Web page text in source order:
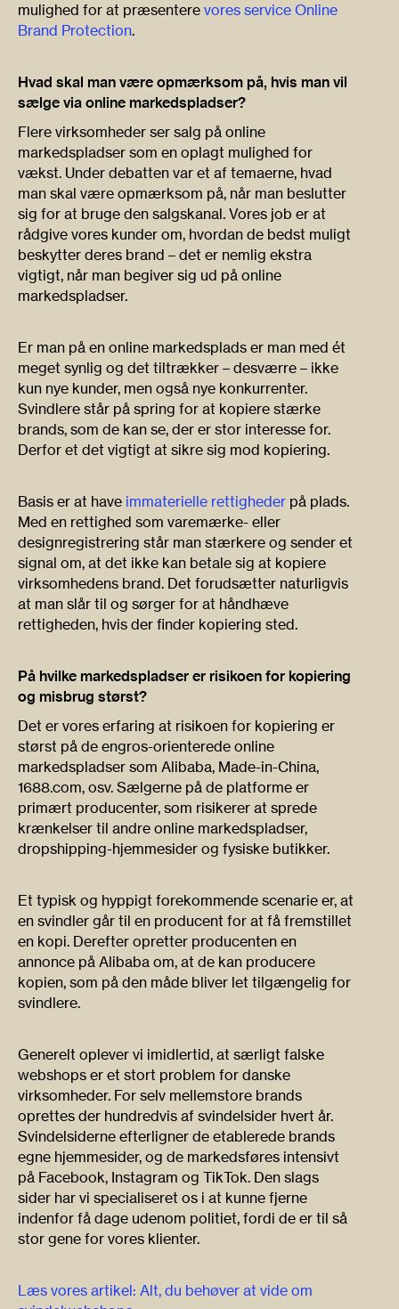
mulighed for at præsentere vores service Online
Brand Protection.
Hvad skal man være opmærksom på, hvis man vil
sælge via online markedspladser?
Flere virksomheder ser salg på online
markedspladser som en oplagt mulighed for
vækst. Under debatten var et af temaerne, hvad
man skal være opmærksom på, når man beslutter
sig for at bruge den salgskanal. Vores job er at
rådgive vores kunder om, hvordan de bedst muligt
beskytter deres brand – det er nemlig ekstra
vigtigt, når man begiver sig ud på online
markedspladser.
Er man på en online markedsplads er man med ét
meget synlig og det tiltrækker – desværre – ikke
kun nye kunder, men også nye konkurrenter.
Svindlere står på spring for at kopiere stærke
brands, som de kan se, der er stor interesse for.
Derfor et det vigtigt at sikre sig mod kopiering.
Basis er at have immaterielle rettigheder på plads.
Med en rettighed som varemærke- eller
designregistrering står man stærkere og sender et
signal om, at det ikke kan betale sig at kopiere
virksomhedens brand. Det forudsætter naturligvis
at man slår til og sørger for at håndhæve
rettigheden, hvis der finder kopiering sted.
På hvilke markedspladser er risikoen for kopiering
og misbrug størst?
Det er vores erfaring at risikoen for kopiering er
størst på de engros-orienterede online
markedspladser som Alibaba, Made-in-China,
1688.com, osv. Sælgerne på de platforme er
primært producenter, som risikerer at sprede
krænkelser til andre online markedspladser,
dropshipping-hjemmesider og fysiske butikker.
Et typisk og hyppigt forekommende scenarie er, at
en svindler går til en producent for at få fremstillet
en kopi. Derefter opretter producenten en
annonce på Alibaba om, at de kan producere
kopien, som på den måde bliver let tilgængelig for
svindlere.
Generelt oplever vi imidlertid, at særligt falske
webshops er et stort problem for danske
virksomheder. For selv mellemstore brands
oprettes der hundredvis af svindelsider hvert år.
Svindelsiderne efterligner de etablerede brands
egne hjemmesider, og de markedsføres intensivt
på Facebook, Instagram og TikTok. Den slags
sider har vi specialiseret os i at kunne fjerne
indenfor få dage udenom politiet, fordi de er til så
stor gene for vores klienter.
Læs vores artikel: Alt, du behøver at vide om